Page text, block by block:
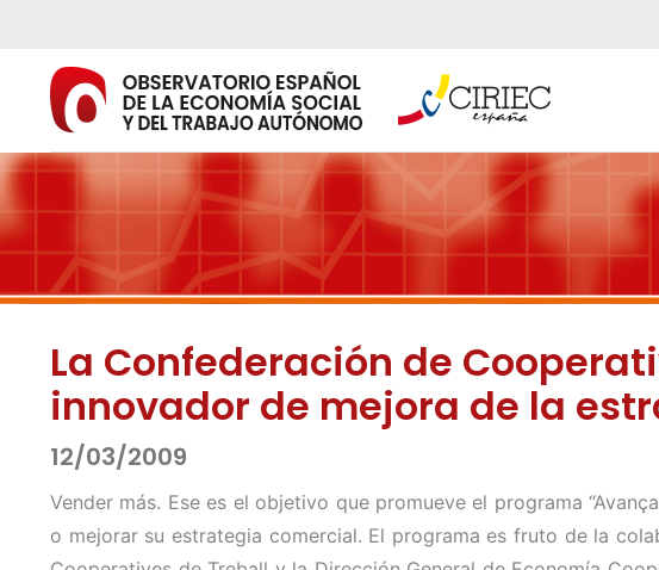
contenido
La Confederación de
innovador de mejora de la
12/03/2009
Vender más. Ese es el objetivo que promueve el programa
o mejorar su estrategia comercial. El programa es fruto de la